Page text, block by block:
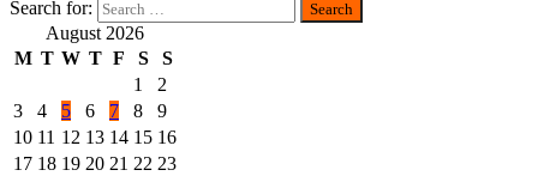
Search for:
August 2026
M T W T F S
S
1
2
3
4 5 6 7 8
9
10 11 12 13 14 15 16
17 18 19 20 21 22 23